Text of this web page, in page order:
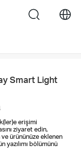
search
Smart Light
erişimi
ziyaret edin,
ürününüze eklenen
yazılımı bölümünü